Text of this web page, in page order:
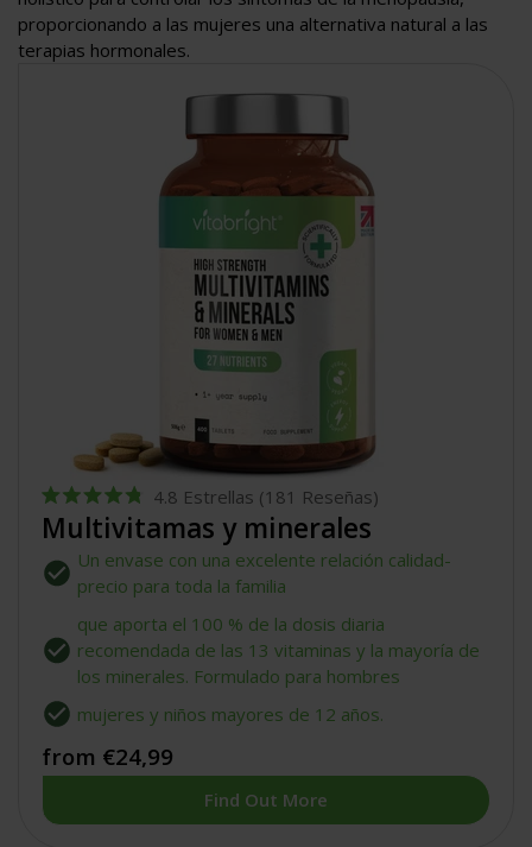
proporcionando a las mujeres una alternativa natural a las
terapias hormonales.
Calificado
4.8
5
estrellas
4.8 Estrellas (181 Reseñas)
Multivitamas y minerales
Un envase con una excelente relación calidad-
precio para toda la familia
que aporta el 100 % de la dosis diaria
recomendada de las 13 vitaminas y la mayoría de
los minerales. Formulado para hombres
mujeres y niños mayores de 12 años.
from €24,99
Find Out More